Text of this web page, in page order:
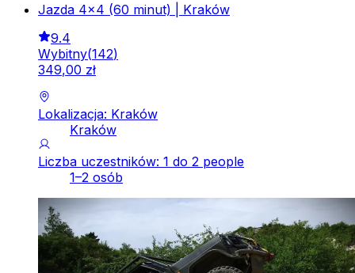
Jazda 4x4 (60 minut) | Kraków
9.4
Wybitny(142)
349,00 zł
Lokalizacja: Kraków
Kraków
Liczba uczestników: 1 do 2 people
1–2 osób